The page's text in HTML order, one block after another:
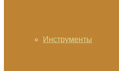
Инструменты